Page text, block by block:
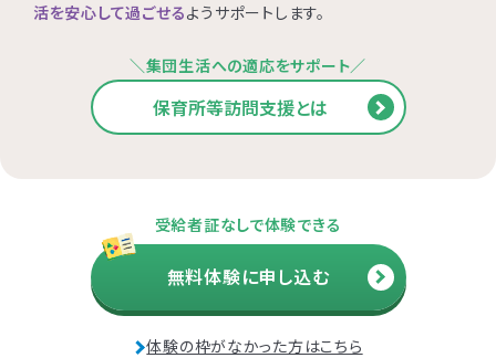
活を安心して過ごせるようサポートします。
＼集団生活への適応をサポート／
保育所等訪問支援とは
受給者証なしで体験できる
無料体験に申し込む
体験の枠がなかった方はこちら